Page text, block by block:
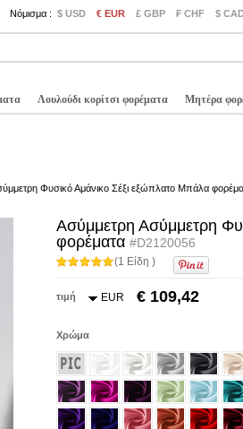
Νόμισμα : $ USD € EUR £ GBP ₣ CHF $
Λουλούδι κορίτσι φορέματα Μητέρα
Φυσικό Αμάνικο Σέξι εξώπλατο Μπάλα
Ασύμμετρη Ασύμμετρη
φορέματα #D2120056
(1 Είδη )
τιμή EUR € 109,42
Χρώμα